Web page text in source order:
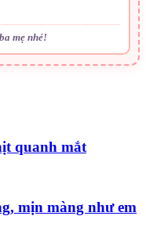
mẹ nhé!
quanh mắt
mịn màng như em